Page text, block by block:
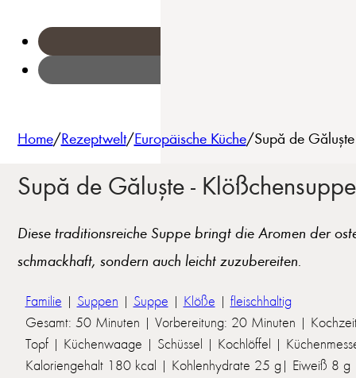
Home/Rezeptwelt/Europäische Küche/Supă de
Supă de Găluște - Klößchensuppe
Diese traditionsreiche Suppe bringt die Aromen der
schmackhaft, sondern auch leicht zuzubereiten.
Familie | Suppen | Suppe | Klöße | fleischhaltig
Gesamt: 50 Minuten | Vorbereitung: 20 Minuten |
Topf | Küchenwaage | Schüssel | Kochlöffel |
Kaloriengehalt 180 kcal | Kohlenhydrate 25 g| Eiweiß 8